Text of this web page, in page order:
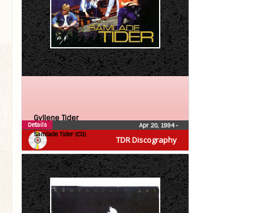
TDR Discography
Gyllene Tider
Samlade Tider (CD)
Apr 20, 1994•
Details